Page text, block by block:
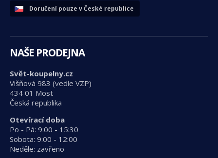
Doručení pouze v České republice
NAŠE PRODEJNA
Svět-koupelny.cz
Višňová 983 (vedle VZP)
434 01 Most
Česká republika
Otevírací doba
Po - Pá: 9:00 - 15:30
Sobota: 9:00 - 12:00
Neděle: zavřeno